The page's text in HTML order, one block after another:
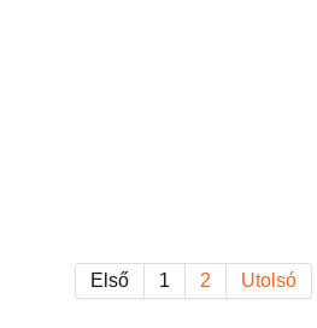
Első 1 2 Utolsó